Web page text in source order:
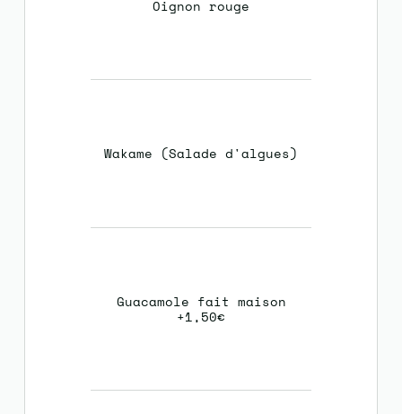
Oignon rouge
Wakame (Salade d'algues)
Guacamole fait maison
+1,50€